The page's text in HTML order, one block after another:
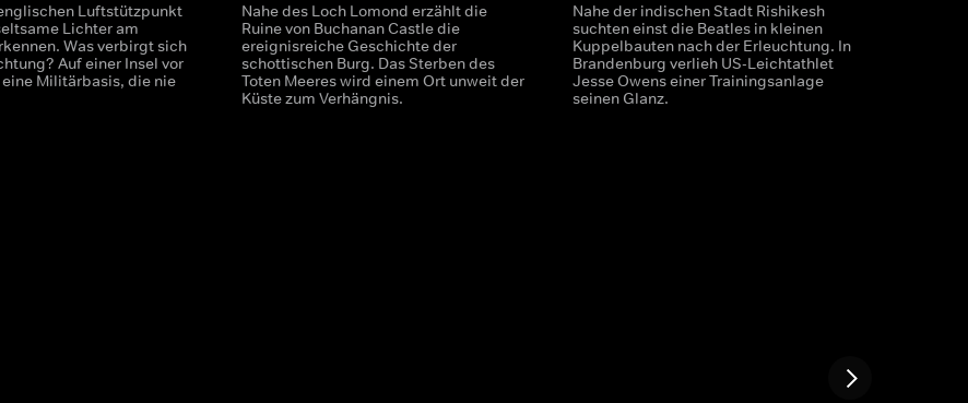
Luftstützpunkt
Lichter am
Was verbirgt sich
Auf einer Insel vor
Militärbasis, die nie
Nahe des Loch Lomond erzählt die
Ruine von Buchanan Castle die
ereignisreiche Geschichte der
schottischen Burg. Das Sterben des
Toten Meeres wird einem Ort unweit der
Küste zum Verhängnis.
Nahe der indischen Stadt Rishikesh
suchten einst die Beatles in kleinen
Kuppelbauten nach der Erleuchtung. In
Brandenburg verlieh US-Leichtathlet
Jesse Owens einer Trainingsanlage
seinen Glanz.